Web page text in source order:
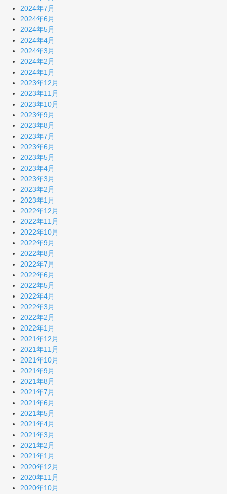
2024年7月
2024年6月
2024年5月
2024年4月
2024年3月
2024年2月
2024年1月
2023年12月
2023年11月
2023年10月
2023年9月
2023年8月
2023年7月
2023年6月
2023年5月
2023年4月
2023年3月
2023年2月
2023年1月
2022年12月
2022年11月
2022年10月
2022年9月
2022年8月
2022年7月
2022年6月
2022年5月
2022年4月
2022年3月
2022年2月
2022年1月
2021年12月
2021年11月
2021年10月
2021年9月
2021年8月
2021年7月
2021年6月
2021年5月
2021年4月
2021年3月
2021年2月
2021年1月
2020年12月
2020年11月
2020年10月